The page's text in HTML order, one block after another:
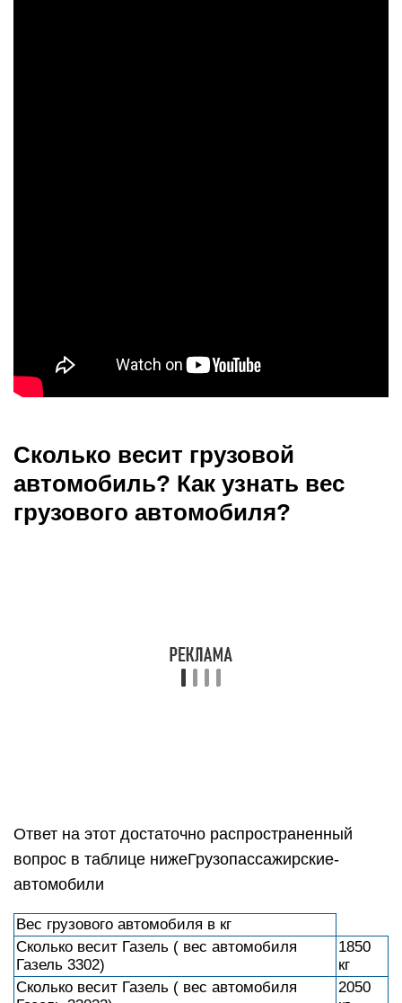
Сколько весит грузовой
автомобиль? Как узнать вес
грузового автомобиля?
Ответ на этот достаточно распространенный
вопрос в таблице нижеГрузопассажирские-
автомобили
Вес грузового автомобиля в кг
Сколько весит Газель ( вес автомобиля
Газель 3302)
1850
кг
Сколько весит Газель ( вес автомобиля
2050